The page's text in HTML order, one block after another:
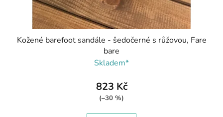
Kožené barefoot sandále - šedočerné s růžovou, Fare
bare
Skladem*
823 Kč
(–30 %)